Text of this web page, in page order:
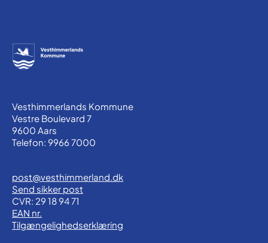
Vesthimmerlands Kommune
Vestre Boulevard 7
9600 Aars
Telefon: 9966 7000
post@vesthimmerland.dk
Send sikker post
CVR: 29 18 94 71
EAN nr.
Tilgængelighedserklæring